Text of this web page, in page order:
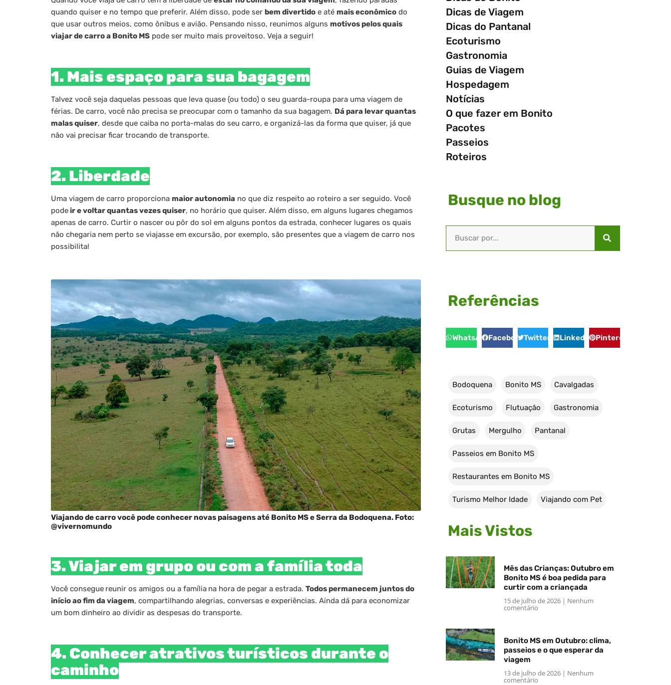
quando quiser e no tempo que preferir. Além disso, pode ser bem divertido e até mais econômico do
que usar outros meios, como ônibus e avião. Pensando nisso, reunimos alguns motivos pelos quais
viajar de carro a Bonito MS pode ser muito mais proveitoso. Veja a seguir!
1. Mais espaço para sua bagagem
Talvez você seja daquelas pessoas que leva quase (ou todo) o seu guarda-roupa para uma viagem de
férias. De carro, você não precisa se preocupar com o tamanho da sua bagagem. Dá para levar quantas
malas quiser, desde que caiba no porta-malas do seu carro, e organizá-las da forma que quiser, já que
não vai precisar ficar trocando de transporte.
2. Liberdade
Uma viagem de carro proporciona maior autonomia no que diz respeito ao roteiro a ser seguido. Você
podeir e voltar quantas vezes quiser, no horário que quiser. Além disso, em alguns lugares chegamos
apenas de carro. Curtir o nascer ou pôr do sol em alguns pontos da estrada, conhecer lugares os quais
não chegaria nem perto se viajasse em excursão, por exemplo, são presentes que a viagem de carro nos
possibilita!
Viajando de carro você pode conhecer novas paisagens até Bonito MS e Serra da Bodoquena. Foto:
@vivernomundo
3. Viajar em grupo ou com a família toda
Você consegue reunir os amigos ou a família na hora de pegar a estrada. Todos permanecem juntos do
início ao fim da viagem, compartilhando alegrias, conversas e experiências. Ainda dá para economizar
um bom dinheiro ao dividir as despesas do transporte.
4. Conhecer atrativos turísticos durante o
caminho
Dicas de Viagem
Dicas do Pantanal
Ecoturismo
Gastronomia
Guias de Viagem
Hospedagem
Notícias
O que fazer em Bonito
Pacotes
Passeios
Roteiros
Busque no blog
Referências
WhatsAppFacebookTwitter LinkedIn Pinterest
Bodoquena Bonito MS Cavalgadas
Ecoturismo Flutuação Gastronomia
Grutas Mergulho Pantanal
Passeios em Bonito MS
Restaurantes em Bonito MS
Turismo Melhor Idade Viajando com Pet
Mais Vistos
Mês das Crianças: Outubro em
Bonito MS é boa pedida para
curtir com a criançada
15 de julho de 2026
Nenhum
comentário
Bonito MS em Outubro: clima,
passeios e o que esperar da
viagem
13 de julho de 2026
Nenhum
comentário